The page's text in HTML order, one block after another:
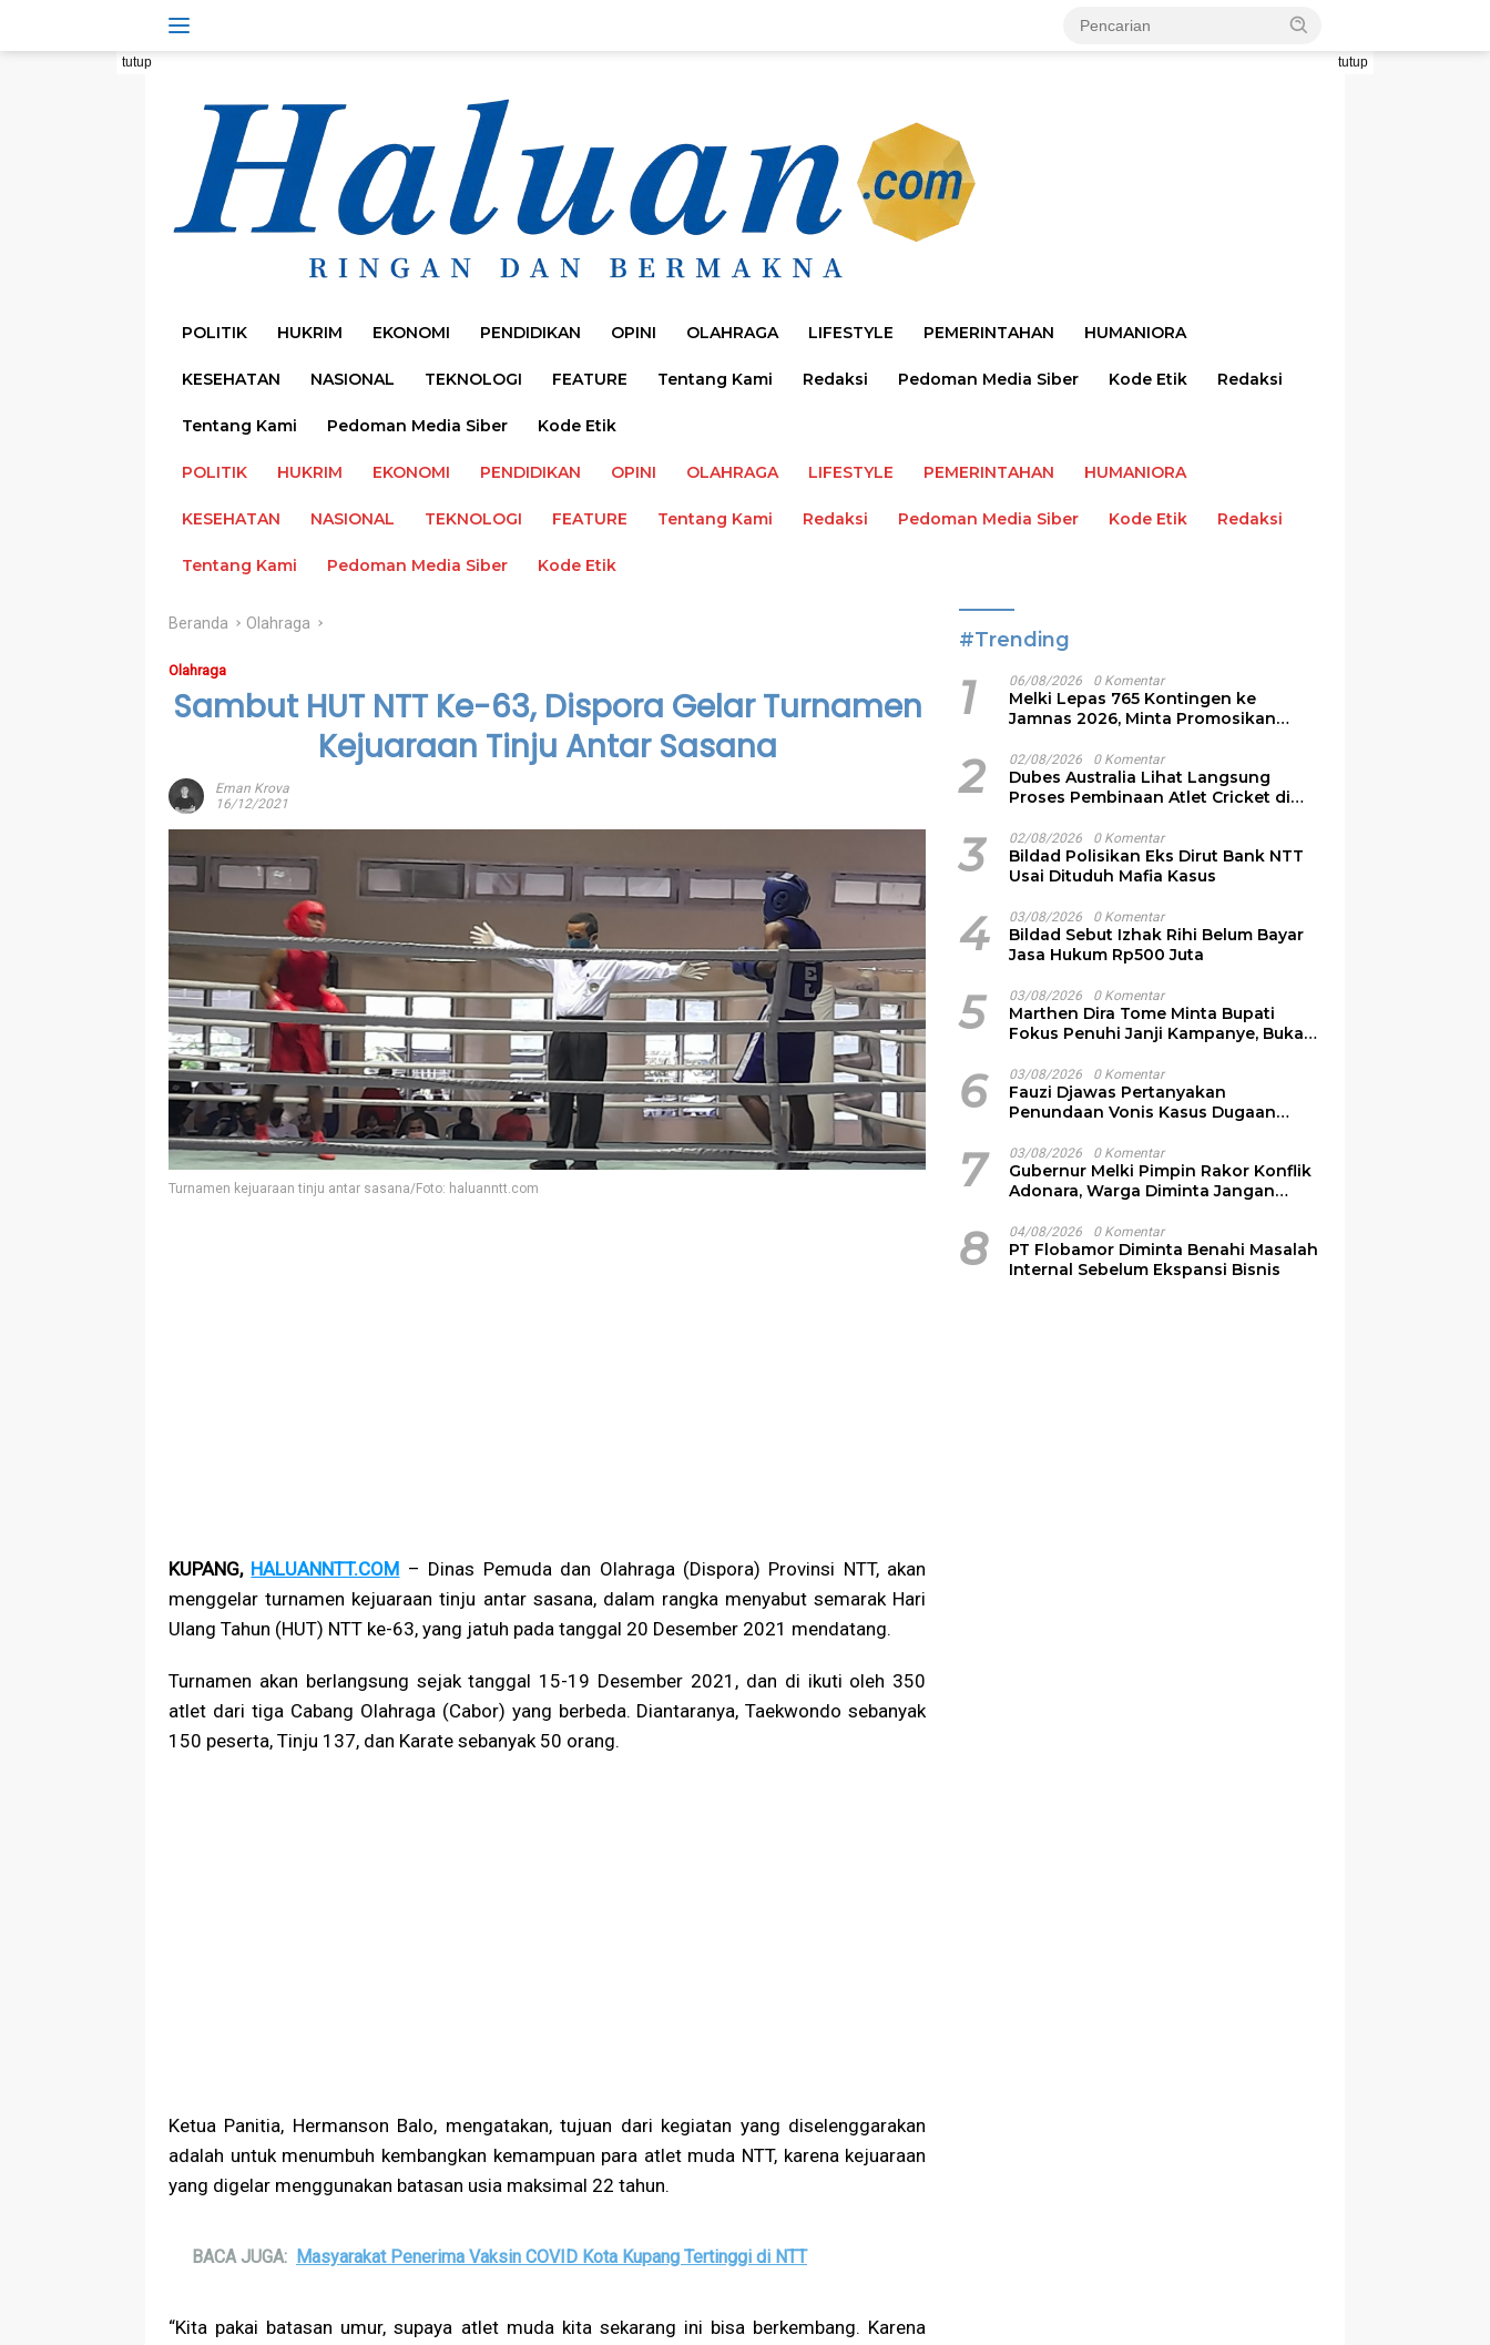
tutup tutup
POLITIK HUKRIM EKONOMI PENDIDIKAN OPINI OLAHRAGA LIFESTYLE PEMERINTAHAN HUMANIORA
KESEHATAN NASIONAL TEKNOLOGI FEATURE Tentang Kami Redaksi Pedoman Media Siber Kode Etik Redaksi
Tentang Kami Pedoman Media Siber Kode Etik
POLITIK HUKRIM EKONOMI PENDIDIKAN OPINI OLAHRAGA LIFESTYLE PEMERINTAHAN HUMANIORA
KESEHATAN NASIONAL TEKNOLOGI FEATURE Tentang Kami Redaksi Pedoman Media Siber Kode Etik Redaksi
Tentang Kami Pedoman Media Siber Kode Etik
Beranda Olahraga
Olahraga
Sambut HUT NTT Ke-63, Dispora Gelar Turnamen
Kejuaraan Tinju Antar Sasana
Eman Krova
16/12/2021
Turnamen kejuaraan tinju antar sasana/Foto: haluanntt.com
KUPANG, HALUANNTT.COM – Dinas Pemuda dan Olahraga (Dispora) Provinsi NTT, akan
menggelar turnamen kejuaraan tinju antar sasana, dalam rangka menyabut semarak Hari
Ulang Tahun (HUT) NTT ke-63, yang jatuh pada tanggal 20 Desember 2021 mendatang.
Turnamen akan berlangsung sejak tanggal 15-19 Desember 2021, dan di ikuti oleh 350
atlet dari tiga Cabang Olahraga (Cabor) yang berbeda. Diantaranya, Taekwondo sebanyak
150 peserta, Tinju 137, dan Karate sebanyak 50 orang.
Ketua Panitia, Hermanson Balo, mengatakan, tujuan dari kegiatan yang diselenggarakan
adalah untuk menumbuh kembangkan kemampuan para atlet muda NTT, karena kejuaraan
yang digelar menggunakan batasan usia maksimal 22 tahun.
BACA JUGA: Masyarakat Penerima Vaksin COVID Kota Kupang Tertinggi di NTT
“Kita pakai batasan umur, supaya atlet muda kita sekarang ini bisa berkembang. Karena
#Trending
1 06/08/2026 0 Komentar
Melki Lepas 765 Kontingen ke
Jamnas 2026, Minta Promosikan
2 02/08/2026 0 Komentar
Dubes Australia Lihat Langsung
Proses Pembinaan Atlet Cricket di
3 02/08/2026 0 Komentar
Bildad Polisikan Eks Dirut Bank NTT
Usai Dituduh Mafia Kasus
4 03/08/2026 0 Komentar
Bildad Sebut Izhak Rihi Belum Bayar
Jasa Hukum Rp500 Juta
5 03/08/2026 0 Komentar
Marthen Dira Tome Minta Bupati
Fokus Penuhi Janji Kampanye, Bukan
6 03/08/2026 0 Komentar
Fauzi Djawas Pertanyakan
Penundaan Vonis Kasus Dugaan
7 03/08/2026 0 Komentar
Gubernur Melki Pimpin Rakor Konflik
Adonara, Warga Diminta Jangan
8 04/08/2026 0 Komentar
PT Flobamor Diminta Benahi Masalah
Internal Sebelum Ekspansi Bisnis